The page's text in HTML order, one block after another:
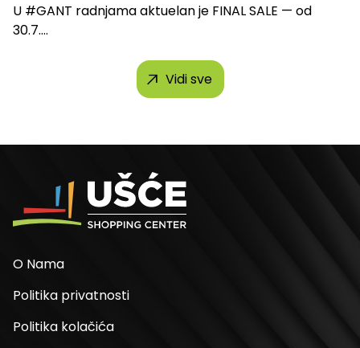
U #GANT radnjama aktuelan je FINAL SALE — od
30.7....
Vidi sve
O Nama
Politika privatnosti
Politika kolačića